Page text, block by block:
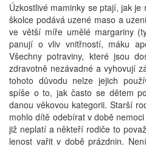
Úzkostlivé maminky se ptají, jak
školce podává uzené maso a
ve větší míře umělé margariny
panují o vliv vnitřností, máku
Všechny potraviny, které jsou
zdravotně nezávadné a vyhovují
tohoto důvodu nelze jejich
spíše o to, jak často se dětem
danou věkovou kategorii. Starší
mohlo dítě odebírat v době
již neplatí a někteří rodiče to
lenost vařit v době prázdnin.